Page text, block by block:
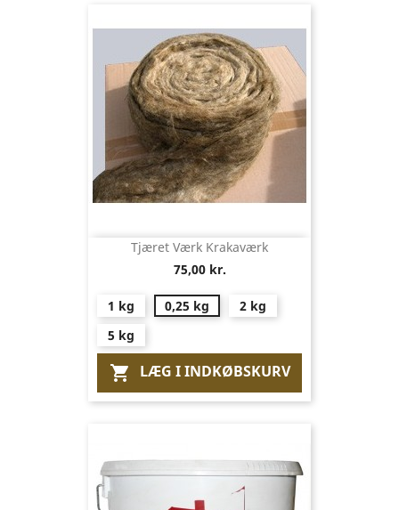
Tjæret Værk Krakaværk
75,00 kr.
1 kg 0,25 kg
2 kg
5 kg
 LÆG I INDKØBSKURV